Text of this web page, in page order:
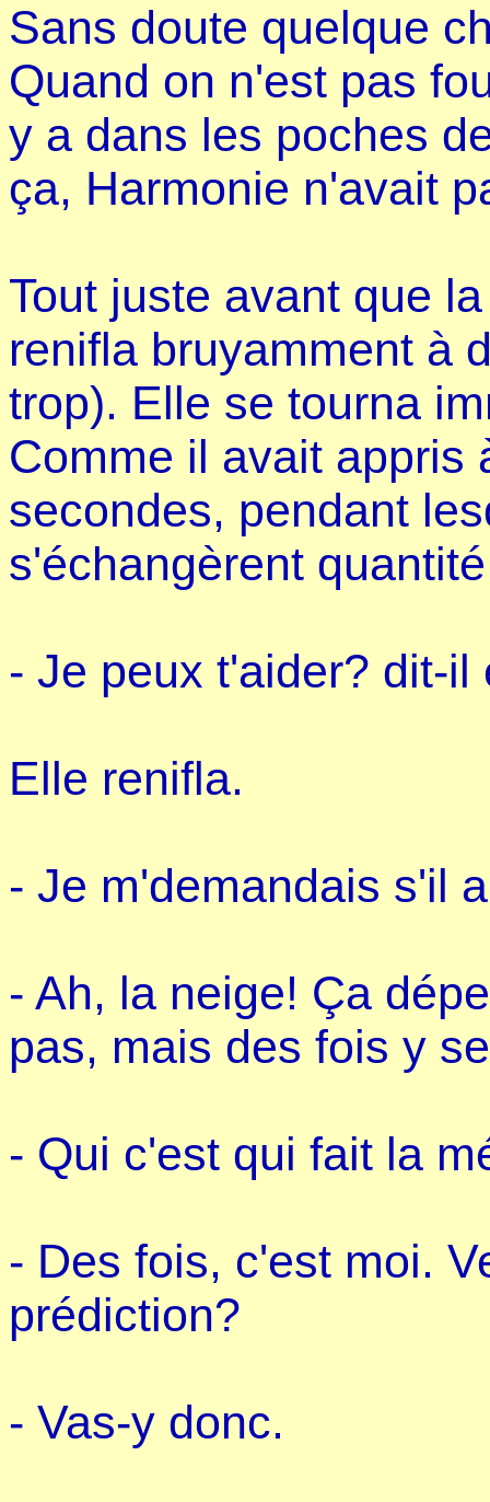
Sans doute quelque
Quand on n'est pas
y a dans les poches
ça, Harmonie n'avait
Tout juste avant que
renifla bruyamment à
trop). Elle se tourna
Comme il avait appris
secondes, pendant
s'échangèrent
- Je peux t'aider? dit-il
Elle renifla.
- Je m'demandais s'il
- Ah, la neige! Ça
pas, mais des fois y
- Qui c'est qui fait la
- Des fois, c'est moi.
prédiction?
- Vas-y donc.